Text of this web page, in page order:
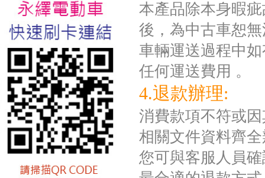
本產品除本身暇
後，為中古車恕
車輛運送過程中
任何運送費用 。
4.退款辦理:
消費款項不符或
相關文件資料齊
您可與客服人員